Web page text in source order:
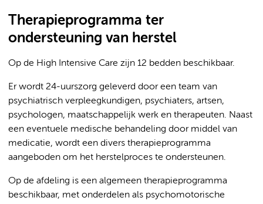
Therapieprogramma ter
ondersteuning van herstel
Op de High Intensive Care zijn 12 bedden beschikbaar.
Er wordt 24-uurszorg geleverd door een team van
psychiatrisch verpleegkundigen, psychiaters, artsen,
psychologen, maatschappelijk werk en therapeuten. Naast
een eventuele medische behandeling door middel van
medicatie, wordt een divers therapieprogramma
aangeboden om het herstelproces te ondersteunen.
Op de afdeling is een algemeen therapieprogramma
beschikbaar, met onderdelen als psychomotorische